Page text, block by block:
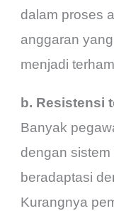
dalam proses
anggaran
menjadi
b. Resistensi
Banyak
dengan
beradaptasi
Kurangnya